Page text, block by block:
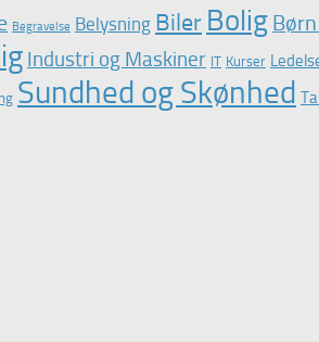
Begravelse Belysning Biler Bolig
Industri og Maskiner IT Kurser
Sundhed og Skønhed